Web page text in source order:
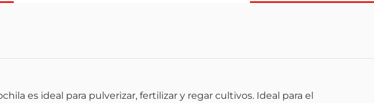
es ideal para pulverizar, fertilizar y regar cultivos. Ideal para el